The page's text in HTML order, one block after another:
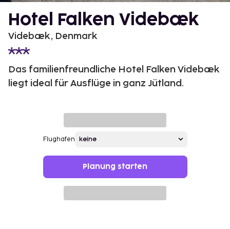
Hotel Falken Videbæk
Videbæk, Denmark
Das familienfreundliche Hotel Falken Videbæk
liegt ideal für Ausflüge in ganz Jütland.
Flughafen
Planung starten